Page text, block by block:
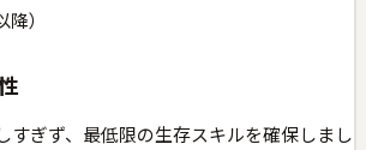
）
すぎず、最低限の生存スキルを確保しまし